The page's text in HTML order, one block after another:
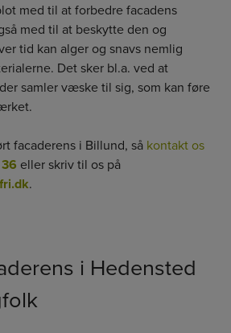
med til at forbedre facadens
med til at beskytte den og
tid kan alger og snavs nemlig
Det sker bl.a. ved at
samler væske til sig, som kan føre
facaderens i Billund, så kontakt os
eller skriv til os på
.
i Hedensted